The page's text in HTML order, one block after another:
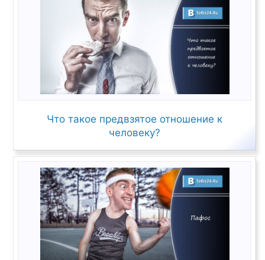
Что такое предвзятое отношение к
человеку?